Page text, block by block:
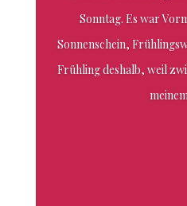
Sonntag. Es war
Sonnenschein,
Frühling deshalb, weil